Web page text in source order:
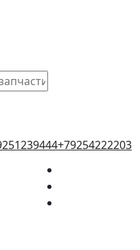
+79254222203